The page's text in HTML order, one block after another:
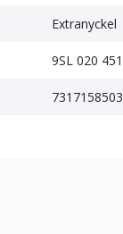
Extranyckel
9SL 020